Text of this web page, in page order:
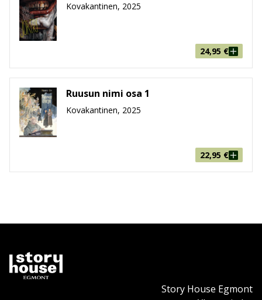
Kovakantinen, 2025
24,95 €
Ruusun nimi osa 1
Kovakantinen, 2025
22,95 €
Story House Egmont